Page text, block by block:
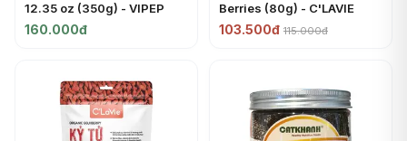
12.35 oz (350g) - VIPEP
160.000đ
Berries (80g) - C'LAVIE
103.500đ 115.000đ